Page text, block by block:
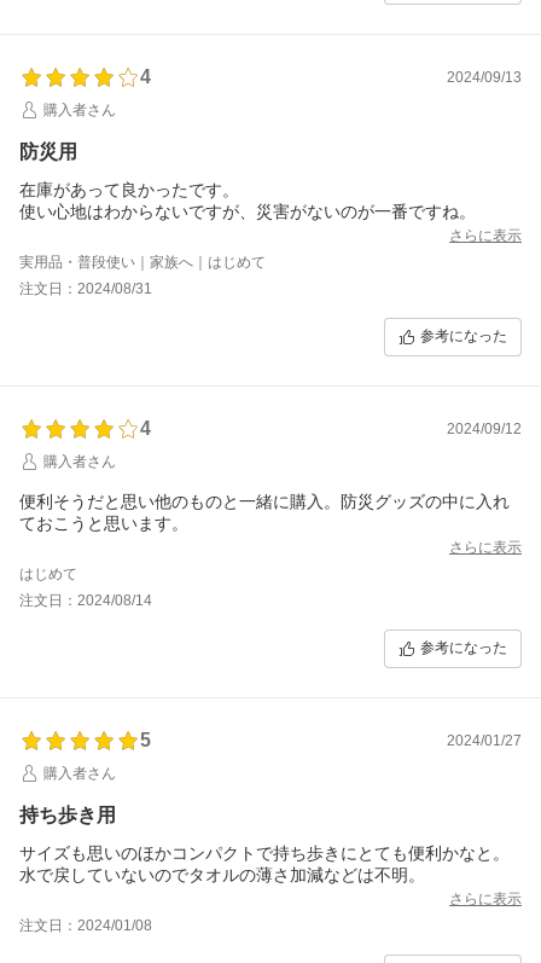
4
2024/09/13
購入者さん
防災用
在庫があって良かったです。
使い心地はわからないですが、災害がないのが一番ですね。
さらに表示
実用品・普段使い｜家族へ｜はじめて
注文日：2024/08/31
参考になった
4
2024/09/12
購入者さん
便利そうだと思い他のものと一緒に購入。防災グッズの中に入れ
ておこうと思います。
さらに表示
はじめて
注文日：2024/08/14
参考になった
5
2024/01/27
購入者さん
持ち歩き用
サイズも思いのほかコンパクトで持ち歩きにとても便利かなと。
水で戻していないのでタオルの薄さ加減などは不明。
さらに表示
注文日：2024/01/08